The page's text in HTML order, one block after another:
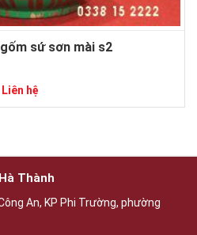
sứ sơn mài s2
Liên hệ
Thành
An, KP Phi Trường, phường